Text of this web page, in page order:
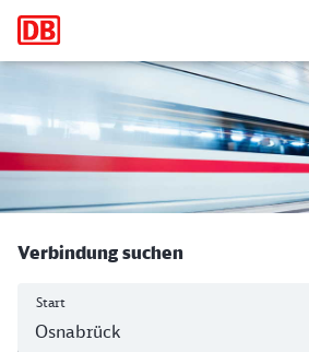
Hauptnavigation
Osnabrück Hbf -
Verbindung suchen
Start